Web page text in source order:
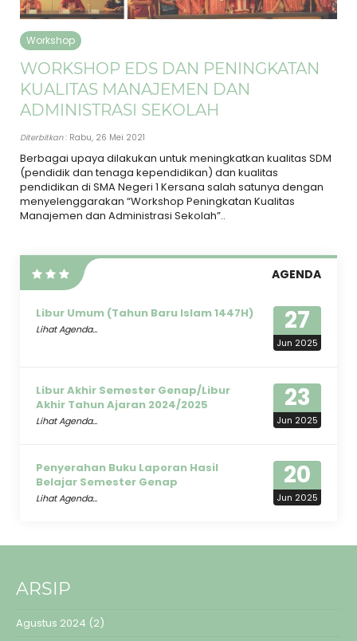
Workshop
WORKSHOP EDS DAN PENINGKATAN
KUALITAS MANAJEMEN DAN
ADMINISTRASI SEKOLAH
Diterbitkan: Rabu, 26 Mei 2021
Berbagai upaya dilakukan untuk meningkatkan kualitas SDM
(pendidik dan tenaga kependidikan) dan kualitas
pendidikan di SMA Negeri 1 Kersana salah satunya dengan
menyelenggarakan “Workshop Peningkatan Kualitas
Manajemen dan Administrasi Sekolah”..
AGENDA
27
Jun 2025
Libur Umum (Tahun Baru Islam 1447H)
Lihat Agenda...
23
Jun 2025
Libur Akhir Semester Genap/Libur
Akhir Tahun Ajaran 2024/2025
Lihat Agenda...
20
Jun 2025
Penyerahan Buku Laporan Hasil
Belajar Semester Genap
Lihat Agenda...
ARSIP
Agustus 2024 (2)